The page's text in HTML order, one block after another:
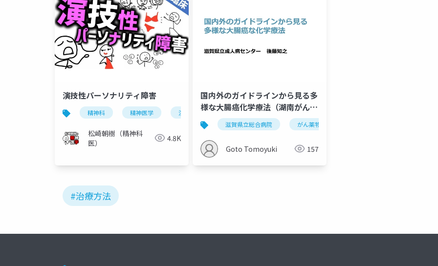
演技性パーソナリティ障害
精神科 精神医学 演技性パーソナリティ障害 演技性パーソナリティー障害
松崎朝樹（精神科
医）
4.8K
国内外のガイドラインから見る多
様な大腸癌化学療法（湖南がん診
療ネットワーク講演）20170518
滋賀県立総合病院 がん薬物療法
Goto Tomoyuki 157
#治療方法